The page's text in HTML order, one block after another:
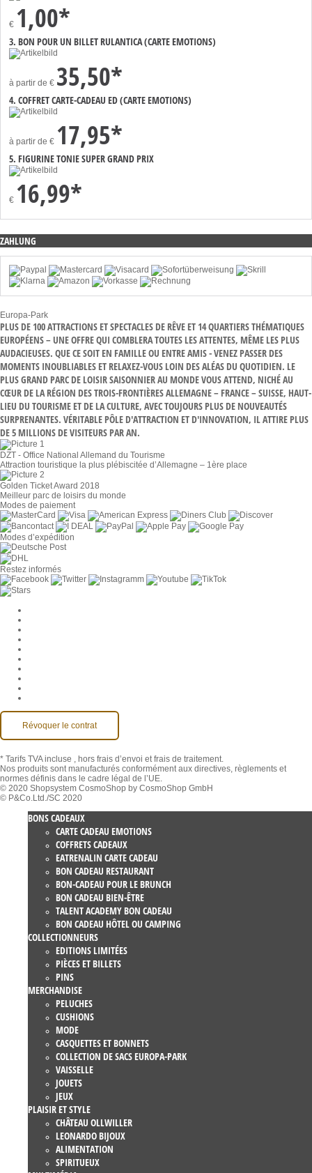
€ 1,00*
3. BON POUR UN BILLET RULANTICA (CARTE EMOTIONS)
à partir de € 35,50*
4. COFFRET CARTE-CADEAU ED (CARTE EMOTIONS)
à partir de € 17,95*
5. FIGURINE TONIE SUPER GRAND PRIX
€ 16,99*
ZAHLUNG
Europa-Park
PLUS DE 100 ATTRACTIONS ET SPECTACLES DE RÊVE ET 14 QUARTIERS THÉMATIQUES
EUROPÉENS – UNE OFFRE QUI COMBLERA TOUTES LES ATTENTES, MÊME LES PLUS
AUDACIEUSES. QUE CE SOIT EN FAMILLE OU ENTRE AMIS - VENEZ PASSER DES
MOMENTS INOUBLIABLES ET RELAXEZ-VOUS LOIN DES ALÉAS DU QUOTIDIEN. LE
PLUS GRAND PARC DE LOISIR SAISONNIER AU MONDE VOUS ATTEND, NICHÉ AU
CŒUR DE LA RÉGION DES TROIS-FRONTIÈRES ALLEMAGNE – FRANCE – SUISSE, HAUT-
LIEU DU TOURISME ET DE LA CULTURE, AVEC TOUJOURS PLUS DE NOUVEAUTÉS
SURPRENANTES. VÉRITABLE PÔLE D'ATTRACTION ET D'INNOVATION, IL ATTIRE PLUS
DE 5 MILLIONS DE VISITEURS PAR AN.
DZT - Office National Allemand du Tourisme
Attraction touristique la plus plébiscitée d’Allemagne – 1ère place
Golden Ticket Award 2018
Meilleur parc de loisirs du monde
Modes de paiement
Modes d’expédition
Restez informés
Révoquer le contrat
* Tarifs TVA incluse
, hors frais d’envoi et frais de traitement.
Nos produits sont manufacturés conformément aux directives, règlements et
normes définis dans le cadre légal de l’UE.
© 2020 Shopsystem CosmoShop by CosmoShop GmbH
© P&Co.Ltd./SC 2020
BONS CADEAUX
CARTE CADEAU EMOTIONS
COFFRETS CADEAUX
EATRENALIN CARTE CADEAU
BON CADEAU RESTAURANT
BON-CADEAU POUR LE BRUNCH
BON CADEAU BIEN-ÊTRE
TALENT ACADEMY BON CADEAU
BON CADEAU HÔTEL OU CAMPING
COLLECTIONNEURS
EDITIONS LIMITÉES
PIÈCES ET BILLETS
PINS
MERCHANDISE
PELUCHES
CUSHIONS
MODE
CASQUETTES ET BONNETS
COLLECTION DE SACS EUROPA-PARK
VAISSELLE
JOUETS
JEUX
PLAISIR ET STYLE
CHÂTEAU OLLWILLER
LEONARDO BIJOUX
ALIMENTATION
SPIRITUEUX